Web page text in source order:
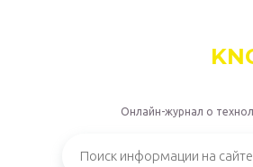
Онлайн-журнал о